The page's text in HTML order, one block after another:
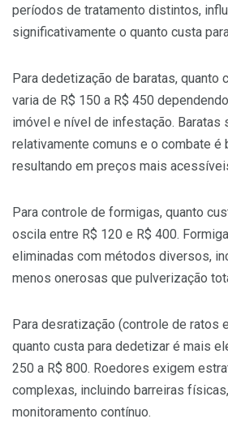
períodos de tratamento distintos,
significativamente o quanto custa
Para dedetização de baratas, quanto
varia de R$ 150 a R$ 450
imóvel e nível de infestação. Baratas
relativamente comuns e o combate é
resultando em preços mais
Para controle de formigas, quanto
oscila entre R$ 120 e R$ 400.
eliminadas com métodos diversos,
menos onerosas que pulverização
Para desratização (controle de ratos
quanto custa para dedetizar é mais
250 a R$ 800. Roedores exigem
complexas, incluindo barreiras
monitoramento contínuo.